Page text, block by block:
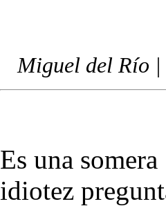
Miguel del Río |
Es una somera
idiotez